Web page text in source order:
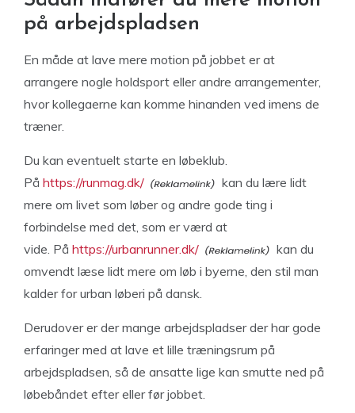
på arbejdspladsen
En måde at lave mere motion på jobbet er at
arrangere nogle holdsport eller andre arrangementer,
hvor kollegaerne kan komme hinanden ved imens de
træner.
Du kan eventuelt starte en løbeklub.
På https://runmag.dk/
kan du lære lidt
mere om livet som løber og andre gode ting i
forbindelse med det, som er værd at
vide. På https://urbanrunner.dk/
kan du
omvendt læse lidt mere om løb i byerne, den stil man
kalder for urban løberi på dansk.
Derudover er der mange arbejdspladser der har gode
erfaringer med at lave et lille træningsrum på
arbejdspladsen, så de ansatte lige kan smutte ned på
løbebåndet efter eller før jobbet.